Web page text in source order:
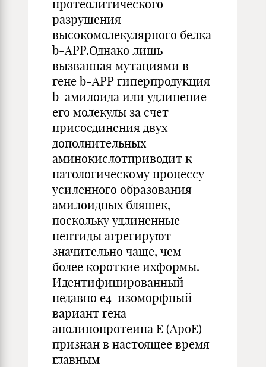
протеолитического
разрушения
высокомолекулярного белка
b-АРР.Однако лишь
вызванная мутациями в
гене b-АРР гиперпродукция
b-амилоида или удлинение
его молекулы за счет
присоединения двух
дополнительных
аминокислотприводит к
патологическому процессу
усиленного образования
амилоидных бляшек,
поскольку удлиненные
пептиды агрегируют
значительно чаще, чем
более короткие ихформы.
Идентифицированный
недавно e4-изоморфный
вариант гена
аполипопротеина Е (АроЕ)
признан в настоящее время
главным